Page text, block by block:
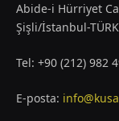
Abide-i Hürriyet
Şişli/İstanbul-
Tel: +90 (212) 982
E-posta: